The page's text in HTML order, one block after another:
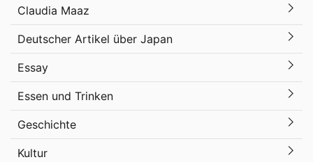
Claudia Maaz
Deutscher Artikel über Japan
Essay
Essen und Trinken
Geschichte
Kultur